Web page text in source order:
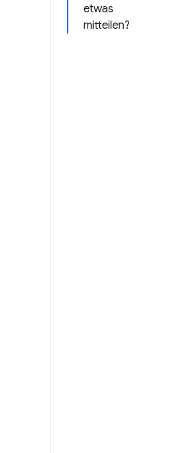
etwas
mitteilen?